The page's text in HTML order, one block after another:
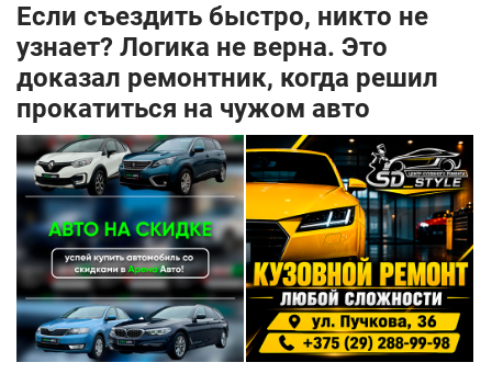
Если съездить быстро, никто не
узнает? Логика не верна. Это
доказал ремонтник, когда решил
прокатиться на чужом авто